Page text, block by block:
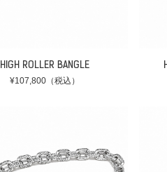
HIGH ROLLER BANGLE
¥107,800（税込）